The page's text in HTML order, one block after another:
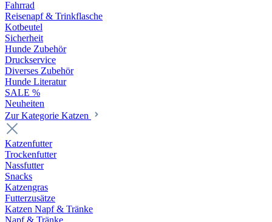
Fahrrad
Reisenapf & Trinkflasche
Kotbeutel
Sicherheit
Hunde Zubehör
Druckservice
Diverses Zubehör
Hunde Literatur
SALE %
Neuheiten
Zur Kategorie Katzen
Katzenfutter
Trockenfutter
Nassfutter
Snacks
Katzengras
Futterzusätze
Katzen Napf & Tränke
Napf & Tränke